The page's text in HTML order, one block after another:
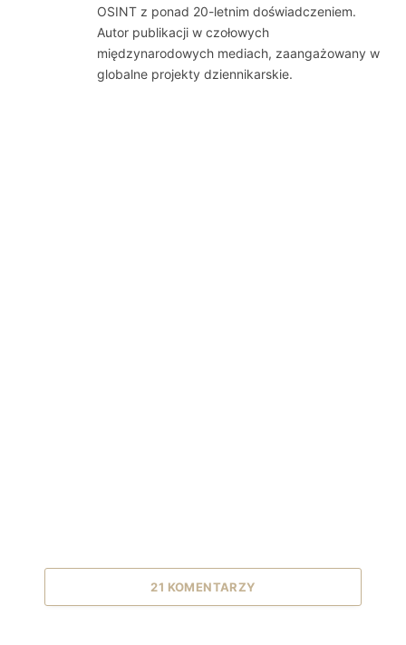
OSINT z ponad 20-letnim doświadczeniem.
Autor publikacji w czołowych
międzynarodowych mediach, zaangażowany w
globalne projekty dziennikarskie.
21 KOMENTARZY